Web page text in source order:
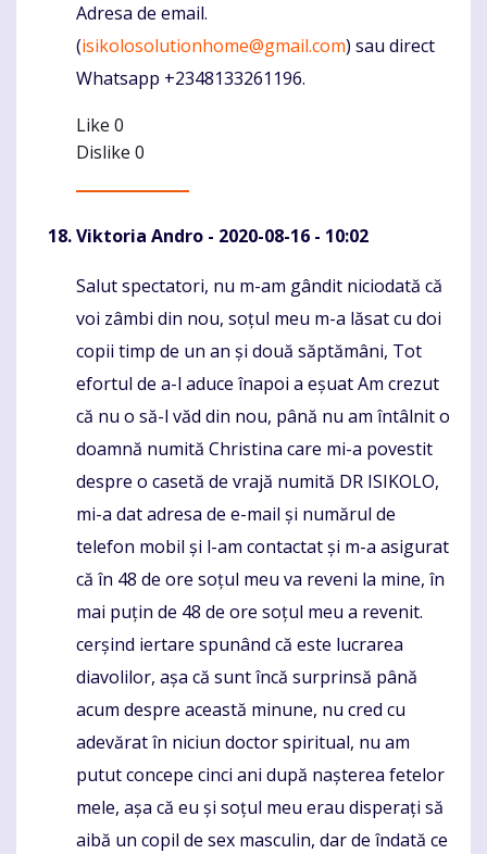
Adresa de email.
(isikolosolutionhome@gmail.com) sau direct
Whatsapp +2348133261196.
Like 0
Dislike 0
Viktoria Andro - 2020-08-16 - 10:02
Komentaras
Salut spectatori, nu m-am gândit niciodată că
voi zâmbi din nou, soțul meu m-a lăsat cu doi
copii timp de un an și două săptămâni, Tot
efortul de a-l aduce înapoi a eșuat Am crezut
că nu o să-l văd din nou, până nu am întâlnit o
doamnă numită Christina care mi-a povestit
despre o casetă de vrajă numită DR ISIKOLO,
mi-a dat adresa de e-mail și numărul de
telefon mobil și l-am contactat și m-a asigurat
că în 48 de ore soțul meu va reveni la mine, în
mai puțin de 48 de ore soțul meu a revenit.
cerșind iertare spunând că este lucrarea
diavolilor, așa că sunt încă surprinsă până
acum despre această minune, nu cred cu
adevărat în niciun doctor spiritual, nu am
putut concepe cinci ani după nașterea fetelor
mele, așa că eu și soțul meu erau disperați să
aibă un copil de sex masculin, dar de îndată ce